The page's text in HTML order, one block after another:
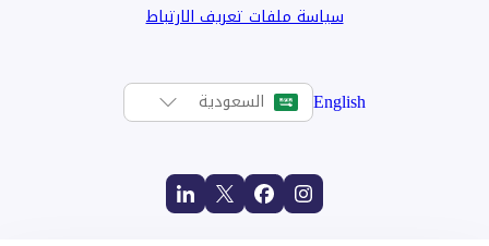
سياسة ملفات تعريف الارتباط
English السعودية